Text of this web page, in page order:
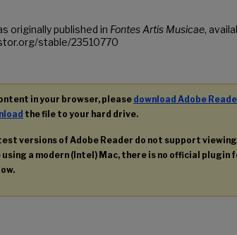
originally published in Fontes Artis Musicae,
stable/23510770
in your browser, please download Adobe
the file to your hard drive.
versions of Adobe Reader do not support viewing
using a modern (Intel) Mac, there is no official plugin